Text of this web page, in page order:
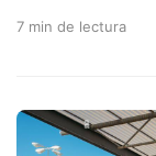
7 min de lectura